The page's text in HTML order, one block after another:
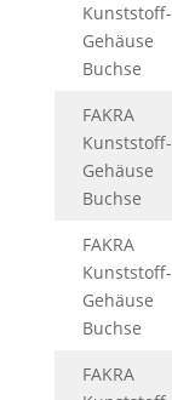
Kunststoff-
Gehäuse
Buchse
FAKRA
Kunststoff-
Gehäuse
Buchse
FAKRA
Kunststoff-
Gehäuse
Buchse
FAKRA